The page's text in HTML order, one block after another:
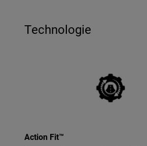
Technologie
Action Fit™